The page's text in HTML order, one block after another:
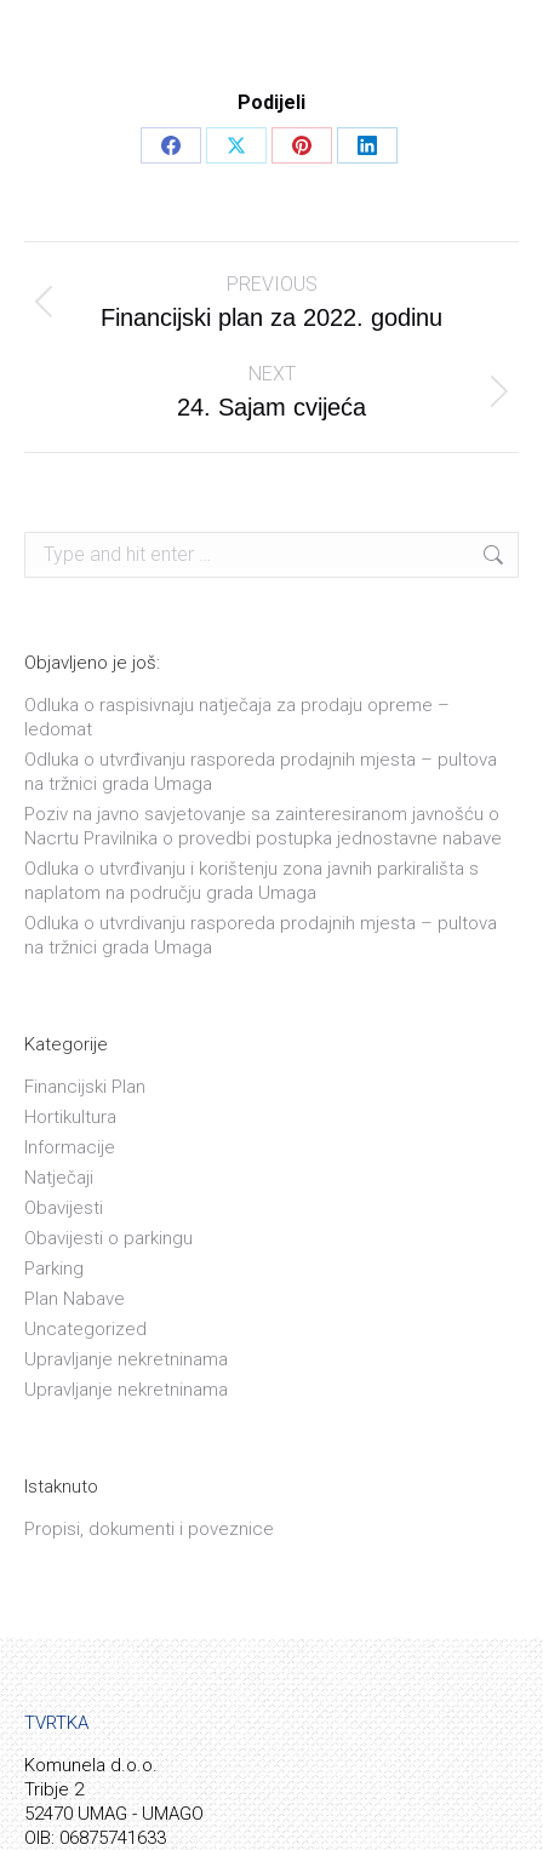
Podijeli
Share
Share
Share
Share
navigation
PREVIOUS
Previous
Financijski plan za 2022. godinu
NEXT
Next
24. Sajam cvijeća
Search:
Objavljeno je još:
Odluka o raspisivnaju natječaja za prodaju opreme –
ledomat
Odluka o utvrđivanju rasporeda prodajnih mjesta – pultova
na tržnici grada Umaga
Poziv na javno savjetovanje sa zainteresiranom javnošću o
Nacrtu Pravilnika o provedbi postupka jednostavne nabave
Odluka o utvrđivanju i korištenju zona javnih parkirališta s
naplatom na području grada Umaga
Odluka o utvrdivanju rasporeda prodajnih mjesta – pultova
na tržnici grada Umaga
Kategorije
Financijski Plan
Hortikultura
Informacije
Natječaji
Obavijesti
Obavijesti o parkingu
Parking
Plan Nabave
Uncategorized
Upravljanje nekretninama
Upravljanje nekretninama
Istaknuto
Propisi, dokumenti i poveznice
TVRTKA
Komunela d.o.o.
Tribje 2
52470 UMAG - UMAGO
OIB: 06875741633